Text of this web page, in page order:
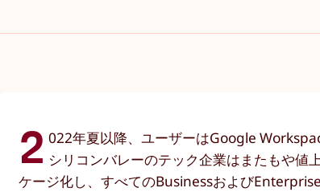
2 022年夏以降、ユーザーはGoogle
シリコンバレーのテック企業はまたもや値
ケージ化し、すべてのBusinessおよび